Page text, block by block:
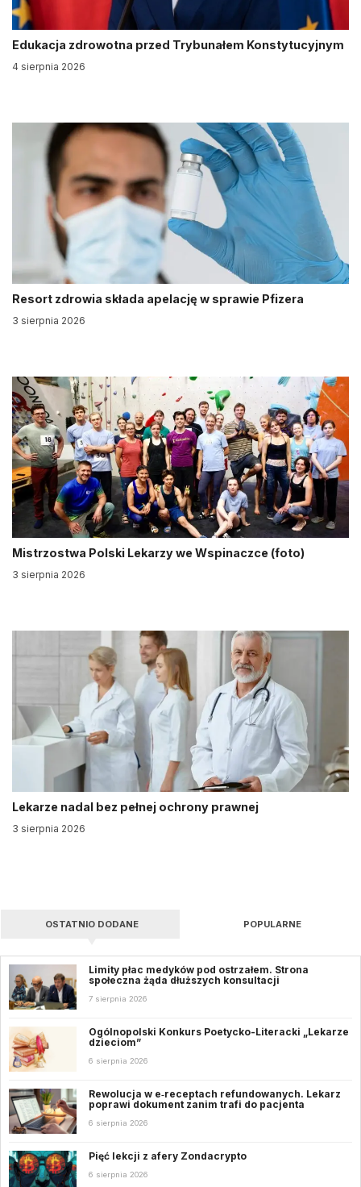
Edukacja zdrowotna przed Trybunałem Konstytucyjnym
4 sierpnia 2026
Resort zdrowia składa apelację w sprawie Pfizera
3 sierpnia 2026
Mistrzostwa Polski Lekarzy we Wspinaczce (foto)
3 sierpnia 2026
Lekarze nadal bez pełnej ochrony prawnej
3 sierpnia 2026
OSTATNIO DODANE POPULARNE
Limity płac medyków pod ostrzałem. Strona
społeczna żąda dłuższych konsultacji
7 sierpnia 2026
Ogólnopolski Konkurs Poetycko-Literacki „Lekarze
dzieciom”
6 sierpnia 2026
Rewolucja w e‑receptach refundowanych. Lekarz
poprawi dokument zanim trafi do pacjenta
6 sierpnia 2026
Pięć lekcji z afery Zondacrypto
6 sierpnia 2026